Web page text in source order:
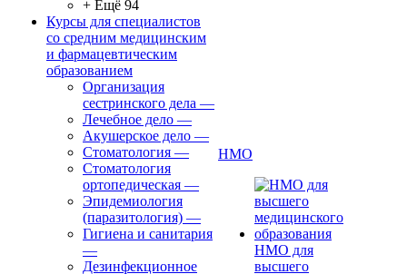
+ Ещё 94
Курсы для специалистов
со средним медицинским
и фармацевтическим
образованием
Организация
сестринского дела —
Лечебное дело —
Акушерское дело —
Стоматология —
Стоматология
ортопедическая —
Эпидемиология
(паразитология) —
Гигиена и санитария
—
Дезинфекционное
НМО
НМО для
высшего